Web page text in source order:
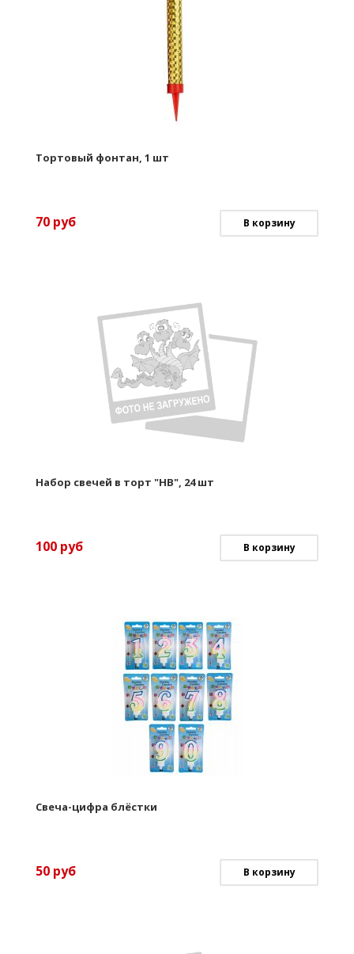
Тортовый фонтан, 1 шт
70 руб В корзину
Набор свечей в торт "HB", 24 шт
100 руб В корзину
Свеча-цифра блёстки
50 руб В корзину